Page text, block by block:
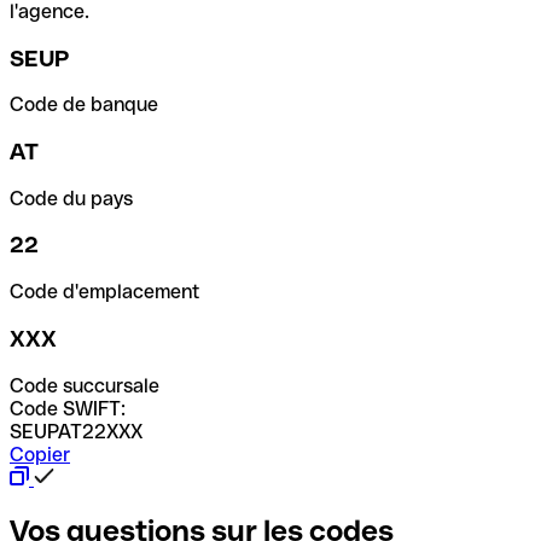
l'agence.
SEUP
Code de banque
AT
Code du pays
22
Code d'emplacement
XXX
Code succursale
Code SWIFT:
SEUPAT22XXX
Copier
Vos questions sur les codes